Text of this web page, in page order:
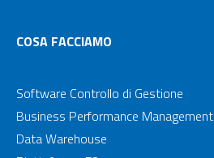
COSA FACCIAMO
Software Controllo di Gestione
Business Performance Management
Data Warehouse